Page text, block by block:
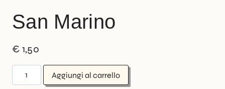
San Marino
€ 1,50
Aggiungi al carrello